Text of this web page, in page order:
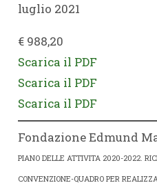
luglio 2021
€ 988,20
Scarica il PDF
Scarica il PDF
Scarica il PDF
Fondazione Edmund
PIANO DELLE ATTIVITA 2020-2022.
CONVENZIONE-QUADRO PER